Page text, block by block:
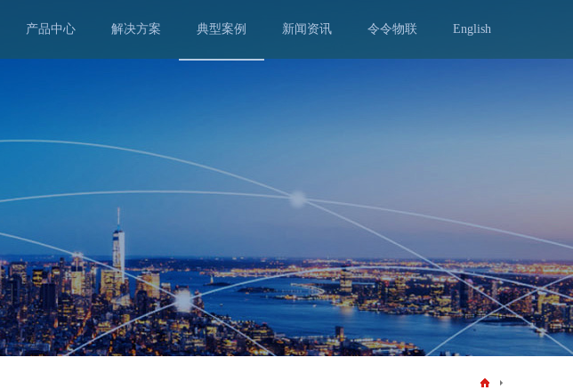
产品中心 解决方案 典型案例 新闻资讯 令令物联 English